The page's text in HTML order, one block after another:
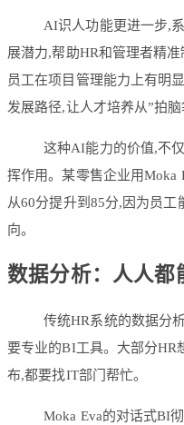
AI识人功能更进一步,
展潜力,帮助HR和管理者精
员工在项目管理能力上有明
发展路径,让人才培养从”拍脑
这种AI能力的价值,不
挥作用。某零售企业用Moka
从60分提升到85分,因为员
向。
数据分析：人人都
传统HR系统的数据分
要专业的BI工具。大部分HR
布,都要找IT部门帮忙。
Moka Eva的对话式BI